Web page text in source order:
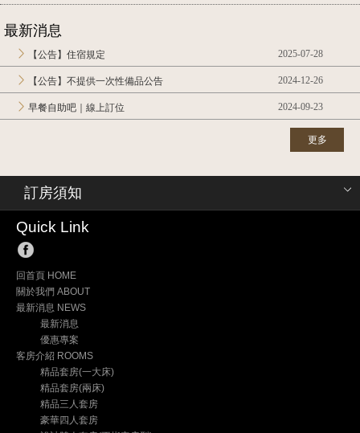
最新消息
【公告】住宿規定 2025-07-28
【公告】不提供一次性備品公告 2024-12-26
早餐自助吧｜線上訂位 2024-09-23
更多
訂房須知
Quick Link
回首頁 HOME
關於我們 ABOUT
最新消息 NEWS
最新消息
優惠專案
客房介紹 ROOMS
精品套房(一大床)
精品套房(兩床)
精品三人套房
豪華四人套房